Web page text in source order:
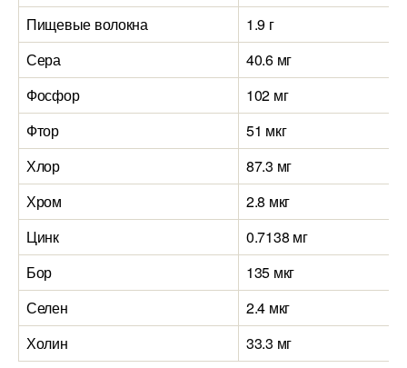
Пищевые волокна
1.9 г
Сера
40.6 мг
Фосфор
102 мг
Фтор
51 мкг
Хлор
87.3 мг
Хром
2.8 мкг
Цинк
0.7138 мг
Бор
135 мкг
Селен
2.4 мкг
Холин
33.3 мг